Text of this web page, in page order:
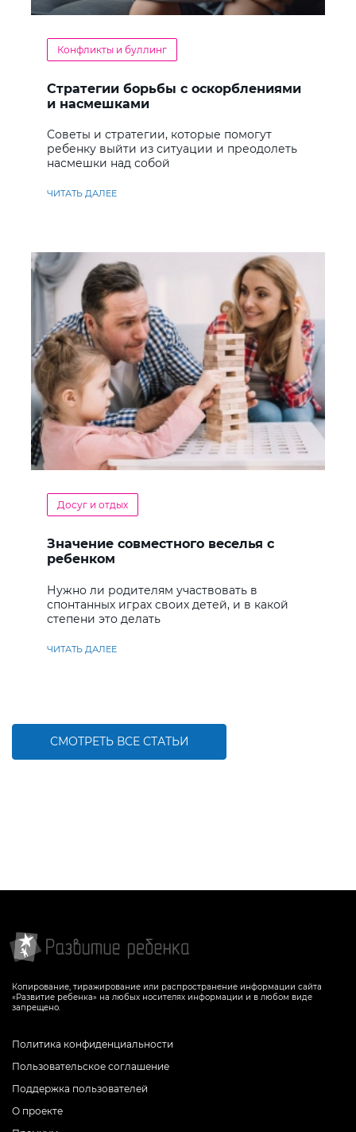
Конфликты и буллинг
Стратегии борьбы с оскорблениями
и насмешками
Советы и стратегии, которые помогут
ребенку выйти из ситуации и преодолеть
насмешки над собой
ЧИТАТЬ ДАЛЕЕ
Досуг и отдых
Значение совместного веселья с
ребенком
Нужно ли родителям участвовать в
спонтанных играх своих детей, и в какой
степени это делать
ЧИТАТЬ ДАЛЕЕ
СМОТРЕТЬ ВСЕ СТАТЬИ
Копирование, тиражирование или распространение информации сайта
«Развитие ребенка» на любых носителях информации и в любом виде
запрещено.
Политика конфиденциальности
Пользовательское соглашение
Поддержка пользователей
О проекте